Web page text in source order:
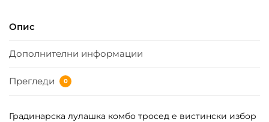
Опис
Дополнителни информации
Прегледи 0
Градинарска лулашка комбо тросед е вистински избор